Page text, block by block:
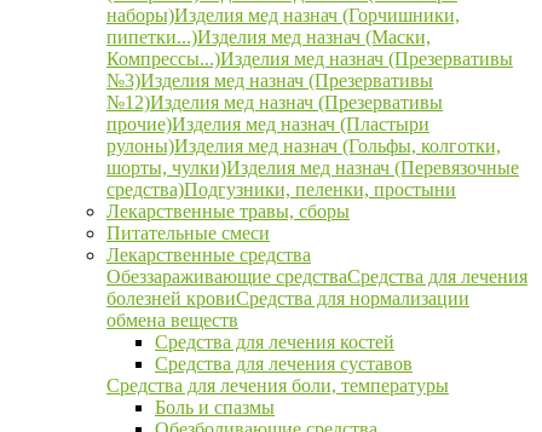
наборы)Изделия мед назнач (Горчишники,
пипетки...)Изделия мед назнач (Маски,
Компрессы...)Изделия мед назнач (Презервативы
№3)Изделия мед назнач (Презервативы
№12)Изделия мед назнач (Презервативы
прочие)Изделия мед назнач (Пластыри
рулоны)Изделия мед назнач (Гольфы, колготки,
шорты, чулки)Изделия мед назнач (Перевязочные
средства)Подгузники, пеленки, простыни
Лекарственные травы, сборы
Питательные смеси
Лекарственные средства
Обеззараживающие средстваСредства для лечения
болезней кровиСредства для нормализации
обмена веществ
Средства для лечения костей
Средства для лечения суставов
Средства для лечения боли, температуры
Боль и спазмы